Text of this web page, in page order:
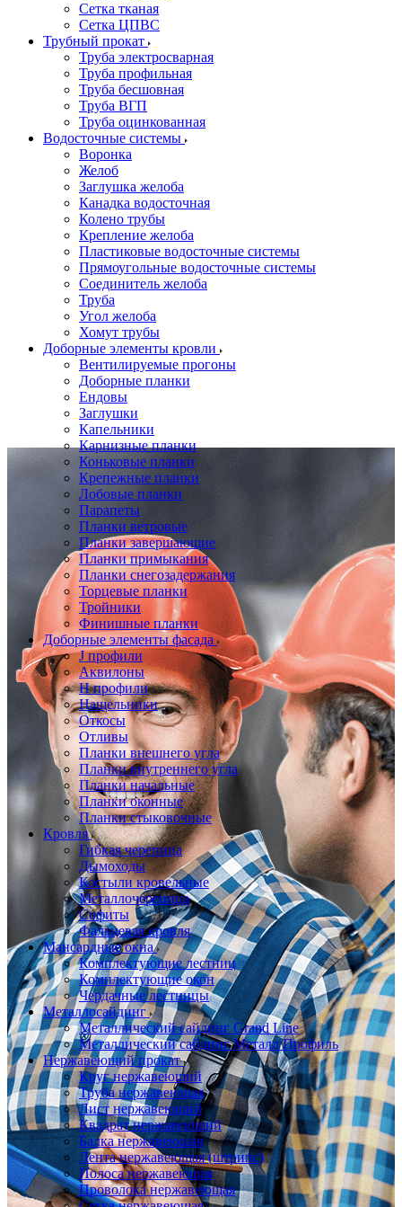
Сетка тканая
Сетка ЦПВС
Трубный прокат
Труба электросварная
Труба профильная
Труба бесшовная
Труба ВГП
Труба оцинкованная
Водосточные системы
Воронка
Желоб
Заглушка желоба
Канадка водосточная
Колено трубы
Крепление желоба
Пластиковые водосточные системы
Прямоугольные водосточные системы
Соединитель желоба
Труба
Угол желоба
Хомут трубы
Доборные элементы кровли
Вентилируемые прогоны
Доборные планки
Ендовы
Заглушки
Капельники
Карнизные планки
Коньковые планки
Крепежные планки
Лобовые планки
Парапеты
Планки ветровые
Планки завершающие
Планки примыкания
Планки снегозадержания
Торцевые планки
Тройники
Финишные планки
Доборные элементы фасада
J профили
Аквилоны
Н профили
Нащельники
Откосы
Отливы
Планки внешнего угла
Планки внутреннего угла
Планки начальные
Планки оконные
Планки стыковочные
Кровля
Гибкая черепица
Дымоходы
Костыли кровельные
Металлочерепица
Софиты
Фальцевая кровля
Мансардные окна
Комплектующие лестниц
Комплектующие окон
Чердачные лестницы
Металлосайдинг
Металлический сайдинг Grand Line
Металлический сайдинг Металл Профиль
Нержавеющий прокат
Круг нержавеющий
Труба нержавеющая
Лист нержавеющий
Квадрат нержавеющий
Балка нержавеющая
Лента нержавеющая (штрипс)
Полоса нержавеющая
Проволока нержавеющая